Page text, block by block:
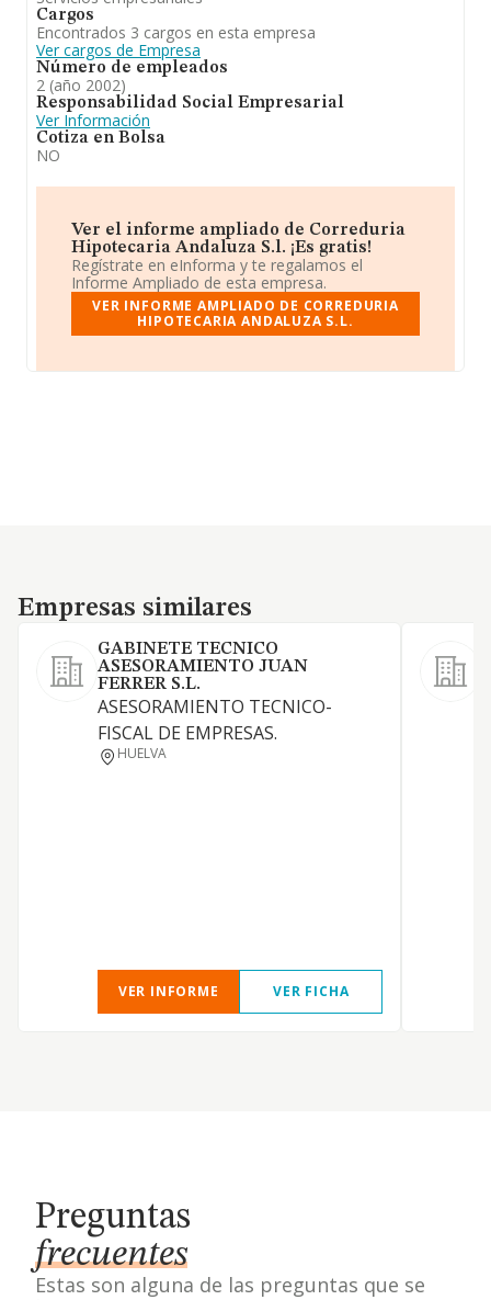
Cargos
Encontrados 3 cargos en esta empresa
Ver cargos de Empresa
Número de empleados
2 (año 2002)
Responsabilidad Social Empresarial
Ver Información
Cotiza en Bolsa
NO
Ver el informe ampliado de Correduria
Hipotecaria Andaluza S.l. ¡Es gratis!
Regístrate en eInforma y te regalamos el
Informe Ampliado de esta empresa.
VER INFORME AMPLIADO DE CORREDURIA
HIPOTECARIA ANDALUZA S.L.
Empresas similares
Empresas similares
GABINETE TECNICO
ASESORAMIENTO JUAN
FERRER S.L.
ASESORAMIENTO TECNICO-
FISCAL DE EMPRESAS.
HUELVA
VER INFORME VER FICHA
Preguntas
frecuentes
Estas son alguna de las preguntas que se